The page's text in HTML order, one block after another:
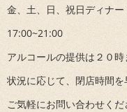
金、土、日、祝日ディナー
17:00~21:00
アルコールの提供は２０時
状況に応じて、閉店時間を
ご気軽にお問い合わせくだ